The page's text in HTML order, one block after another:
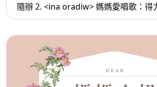
隨辦 2. <ina oradiw> 媽媽愛唱歌：得力量+去工作 3.<
ina Masa’sa >媽媽放輕鬆:永遠不和層